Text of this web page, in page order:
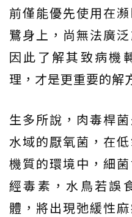
前僅能優先使用在
鷺身上，尚無法廣
因此了解其致病機
理，才是更重要的解
生多所說，肉毒桿
水域的厭氧菌，在
機質的環境中，細
經毒素，水鳥若誤
體，將出現弛緩性